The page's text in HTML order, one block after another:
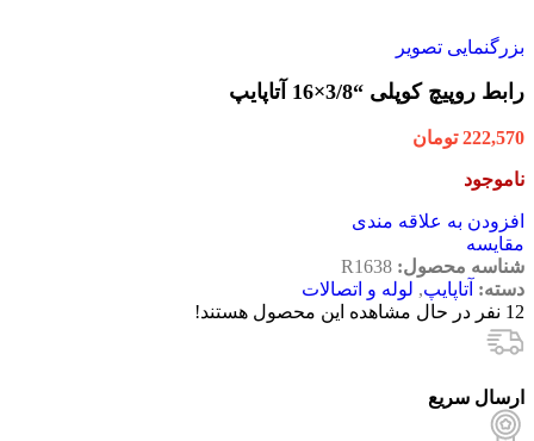
بزرگنمایی تصویر
رابط روپیچ کوپلی “3/8×16 آتاپایپ
222,570 تومان
ناموجود
افزودن به علاقه مندی
مقایسه
شناسه محصول: R1638
دسته: آتاپایپ, لوله و اتصالات
12 نفر در حال مشاهده این محصول هستند!
ارسال سریع